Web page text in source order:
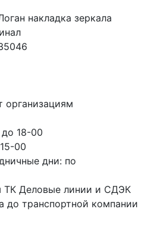
накладка зеркала
организациям
18-00
00
дни: по
ТК Деловые линии и СДЭК
до транспортной компании